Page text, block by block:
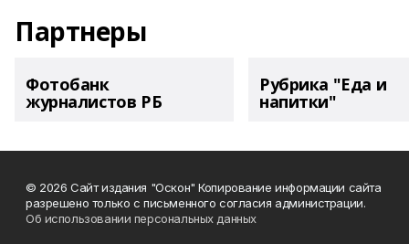
Партнеры
Фотобанк
журналистов РБ
Рубрика "Еда и
напитки"
© 2026 Сайт издания "Оскон" Копирование информации сайта
разрешено только с письменного согласия администрации.
Об использовании персональных данных